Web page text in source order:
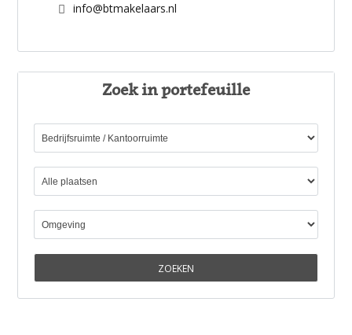
info@btmakelaars.nl
Zoek in portefeuille